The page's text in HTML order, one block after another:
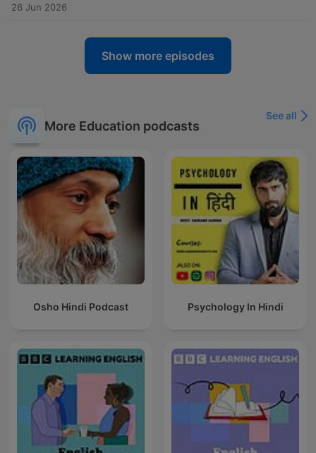
26 Jun 2026
Show more episodes
More Education podcasts
See all
Osho Hindi Podcast Psychology In Hindi